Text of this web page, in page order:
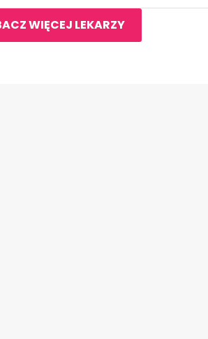
WIĘCEJ LEKARZY